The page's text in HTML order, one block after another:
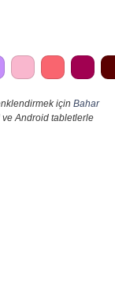
için Bahar
ve Android tabletlerle